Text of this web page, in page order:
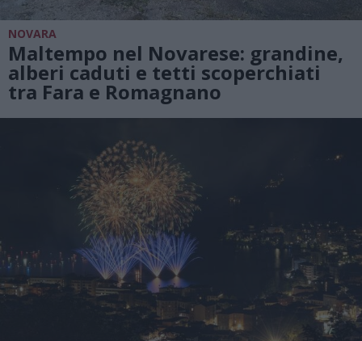
NOVARA
Maltempo nel Novarese: grandine,
alberi caduti e tetti scoperchiati
tra Fara e Romagnano